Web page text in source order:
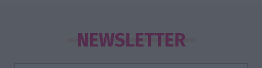
Καινούργιου, Μαρία Βλάχου – Το
μήνυμα της παρουσιάστριας
NEWSLETTER